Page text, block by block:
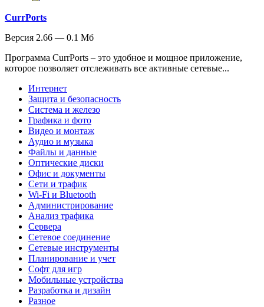
CurrPorts
Версия 2.66 — 0.1 Мб
Программа CurrPorts – это удобное и мощное приложение,
которое позволяет отслеживать все активные сетевые...
Интернет
Защита и безопасность
Система и железо
Графика и фото
Видео и монтаж
Аудио и музыка
Файлы и данные
Оптические диски
Офис и документы
Сети и трафик
Wi-Fi и Bluetooth
Администрирование
Анализ трафика
Сервера
Сетевое соединение
Сетевые инструменты
Планирование и учет
Софт для игр
Мобильные устройства
Разработка и дизайн
Разное